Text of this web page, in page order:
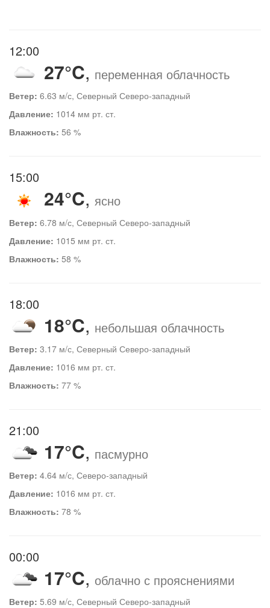
12:00
27°C, переменная облачность
Ветер: 6.63 м/с, Северный Северо-западный
Давление: 1014 мм рт. ст.
Влажность: 56 %
15:00
24°C, ясно
Ветер: 6.78 м/с, Северный Северо-западный
Давление: 1015 мм рт. ст.
Влажность: 58 %
18:00
18°C, небольшая облачность
Ветер: 3.17 м/с, Северный Северо-западный
Давление: 1016 мм рт. ст.
Влажность: 77 %
21:00
17°C, пасмурно
Ветер: 4.64 м/с, Северо-западный
Давление: 1016 мм рт. ст.
Влажность: 78 %
00:00
17°C, облачно с прояснениями
Ветер: 5.69 м/с, Северный Северо-западный